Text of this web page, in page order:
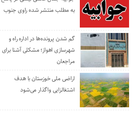
به مطلب منتشر شده راوی جنوب
گم شدن پرونده‌ها در اداره راه و
شهرسازی اهواز؛ مشکلی آشنا برای
مراجعان
اراضی ملی خوزستان با هدف
اشتغالزایی واگذار می‌شود